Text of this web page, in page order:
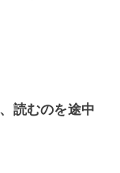
読むのを途中